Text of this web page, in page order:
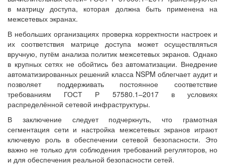
в матрицу доступа, которая должна быть применена на
межсетевых экранах.
В небольших организациях проверка корректности настроек и
их соответствия матрице доступа может осуществляться
вручную, путём анализа политик межсетевых экранов. Однако
в крупных сетях не обойтись без автоматизации. Внедрение
автоматизированных решений класса NSPM облегчает аудит и
позволяет поддерживать постоянное соответствие
требованиям ГОСТ Р 57580.1–2017 в условиях
распределённой сетевой инфраструктуры.
В заключение следует подчеркнуть, что грамотная
сегментация сети и настройка межсетевых экранов играют
ключевую роль в обеспечении сетевой безопасности. Это
важно не только для соблюдения требований регуляторов, но
и для обеспечения реальной безопасности сетей.